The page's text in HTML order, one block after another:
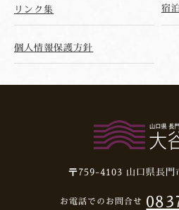
リンク集 宿
個人情報保護方針
〒759-4103 山口県長門
お電話でのお問合せ